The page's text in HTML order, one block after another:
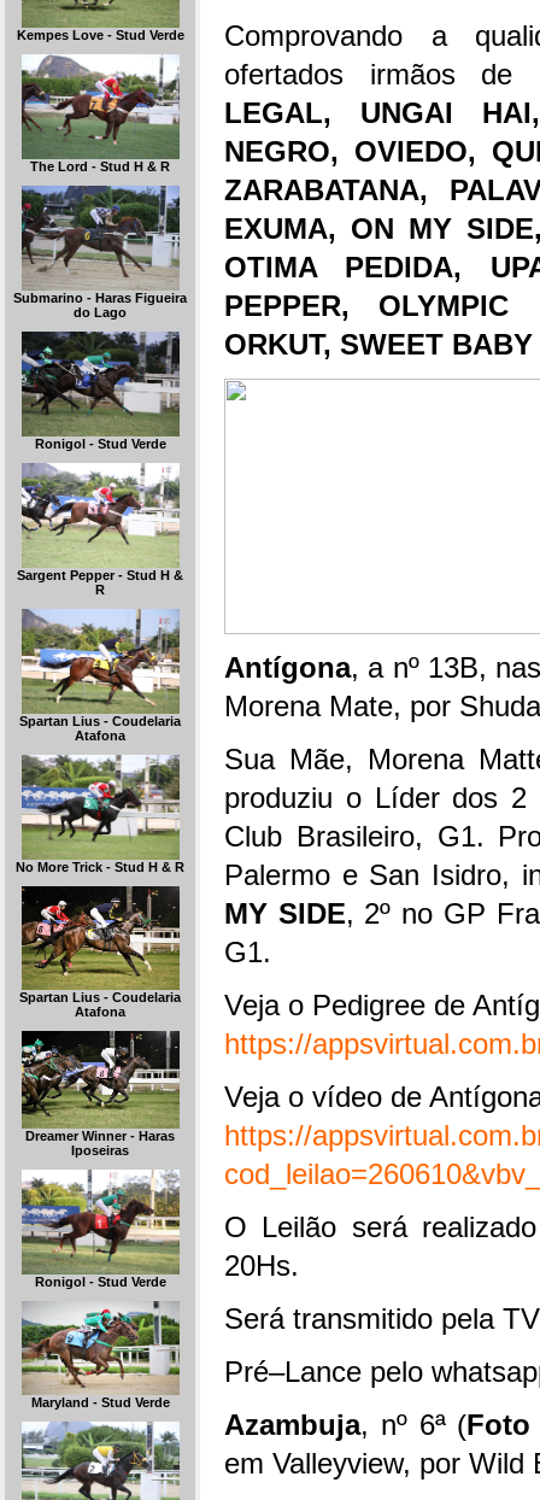
Kempes Love - Stud Verde
The Lord - Stud H & R
Submarino - Haras Figueira
do Lago
Ronigol - Stud Verde
Sargent Pepper - Stud H &
R
Spartan Lius - Coudelaria
Atafona
No More Trick - Stud H & R
Spartan Lius - Coudelaria
Atafona
Dreamer Winner - Haras
Iposeiras
Ronigol - Stud Verde
Maryland - Stud Verde
Comprovando a
ofertados irmãos de
LEGAL, UNGAI
NEGRO, OVIEDO,
ZARABATANA,
EXUMA, ON MY
OTIMA PEDIDA,
PEPPER, OLYMPIC
ORKUT, SWEET
Antígona, a nº 13B,
Morena Mate, por
Sua Mãe, Morena
produziu o Líder dos
Club Brasileiro, G1.
Palermo e San Isidro,
MY SIDE, 2º no GP
G1.
Veja o Pedigree de
https://
Veja o vídeo de
https://
O Leilão será
20Hs.
Será transmitido pela
Pré–Lance pelo
Azambuja, nº 6ª (Foto
em Valleyview, por Wild